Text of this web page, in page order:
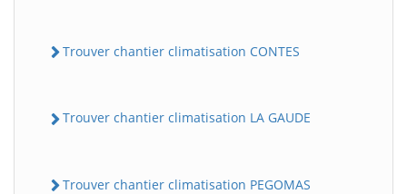
Trouver chantier climatisation CONTES
Trouver chantier climatisation LA GAUDE
Trouver chantier climatisation PEGOMAS